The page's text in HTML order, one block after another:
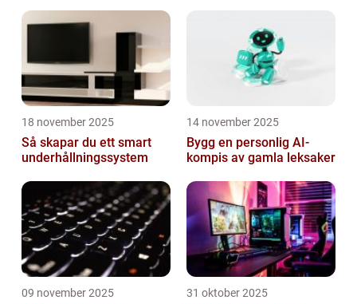
18 november 2025
Så skapar du ett smart
underhållningssystem
14 november 2025
Bygg en personlig AI-
kompis av gamla leksaker
09 november 2025 31 oktober 2025